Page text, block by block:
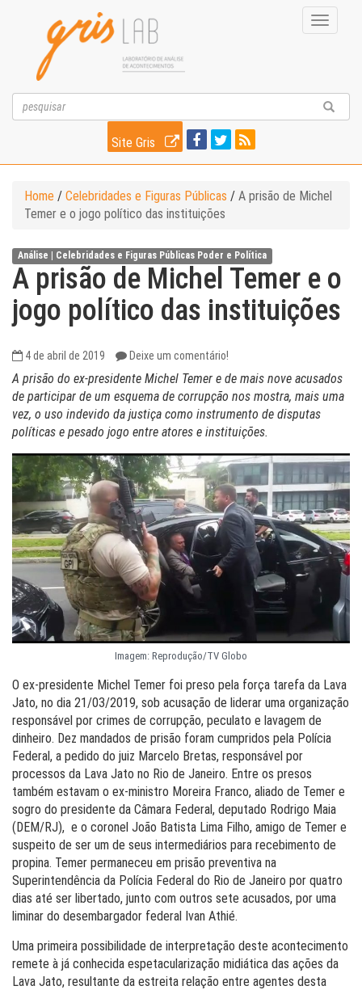
Toggle
Site Gris
Home / Celebridades e Figuras Públicas / A prisão de Michel
Temer e o jogo político das instituições
Análise | Celebridades e Figuras Públicas Poder e Política
A prisão de Michel Temer e o
jogo político das instituições
4 de abril de 2019 Deixe um comentário!
A prisão do ex-presidente Michel Temer e de mais nove acusados
de participar de um esquema de corrupção nos mostra, mais uma
vez, o uso indevido da justiça como instrumento de disputas
políticas e pesado jogo entre atores e instituições.
Imagem: Reprodução/TV Globo
O ex-presidente Michel Temer foi preso pela força tarefa da Lava
Jato, no dia 21/03/2019, sob acusação de liderar uma organização
responsável por crimes de corrupção, peculato e lavagem de
dinheiro. Dez mandados de prisão foram cumpridos pela Polícia
Federal, a pedido do juiz Marcelo Bretas, responsável por
processos da Lava Jato no Rio de Janeiro. Entre os presos
também estavam o ex-ministro Moreira Franco, aliado de Temer e
sogro do presidente da Câmara Federal, deputado Rodrigo Maia
(DEM/RJ), e o coronel João Batista Lima Filho, amigo de Temer e
suspeito de ser um de seus intermediários para recebimento de
propina. Temer permaneceu em prisão preventiva na
Superintendência da Polícia Federal do Rio de Janeiro por quatro
dias até ser libertado, junto com outros sete acusados, por uma
liminar do desembargador federal Ivan Athié.
Uma primeira possibilidade de interpretação deste acontecimento
remete à já conhecida espetacularização midiática das ações da
Lava Jato, resultante da estreita relação entre agentes desta